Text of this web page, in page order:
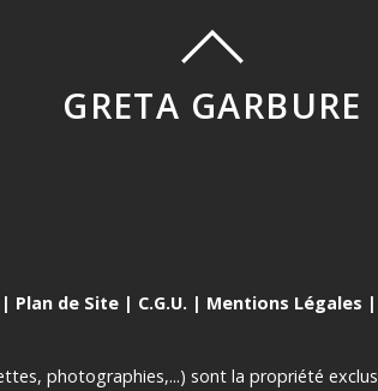
GRETA GARBURE
| Plan de Site | C.G.U. | Mentions Légales
photographies,...) sont la propriété